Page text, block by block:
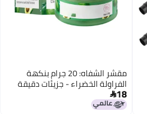
مقشر الشفاه: 20 جرام بنكهة
الفراولة الخضراء - جزيئات دقيقة
لطيفة لإزالة الجلد الميت، مقشر
شفاه للعناية بالشفاه الجافة في
18